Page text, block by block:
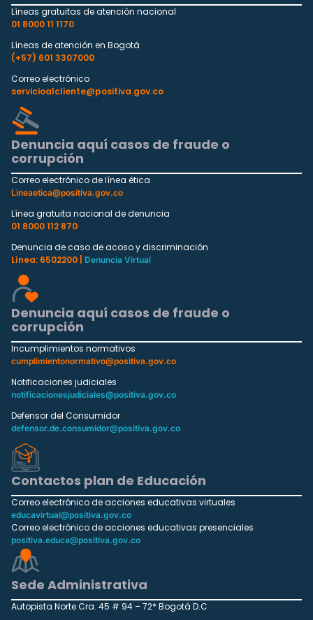
Líneas gratuitas de atención nacional
01 8000 11 1170
Líneas de atención en Bogotá
(+57) 601 3307000
Correo electrónico
servicioalcliente@positiva.gov.co
Denuncia aquí casos de fraude o
corrupción
Correo electrónico de línea ética
Lineaetica@positiva.gov.co
Línea gratuita nacional de denuncia
01 8000 112 870
Denuncia de caso de acoso y discriminación
Línea: 6502200 |
Denuncia Virtual
Denuncia aquí casos de fraude o
corrupción
Incumplimientos normativos
cumplimientonormativo@positiva.gov.co
Notificaciones judiciales
notificacionesjudiciales@positiva.gov.co
Defensor del Consumidor
defensor.de.consumidor@positiva.gov.co
Contactos plan de Educación
Correo electrónico de acciones educativas virtuales
educavirtual@positiva.gov.co
Correo electrónico de acciones educativas presenciales
positiva.educa@positiva.gov.co
Sede Administrativa
Autopista Norte Cra. 45 # 94 – 72* Bogotá D.C